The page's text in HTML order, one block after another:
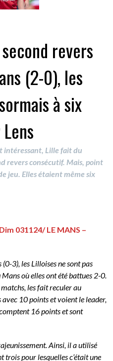
revers
(2-0), les
à six
intéressant, Lille fait du
revers consécutif. Mais, point
jeu. Elles étaient même six
031124/ LE MANS –
3), les Lilloises ne sont pas
où elles ont été battues 2-0.
les fait reculer au
10 points et voient le leader,
comptent 16 points et sont
Ainsi, il a utilisé
trois pour lesquelles c’était une